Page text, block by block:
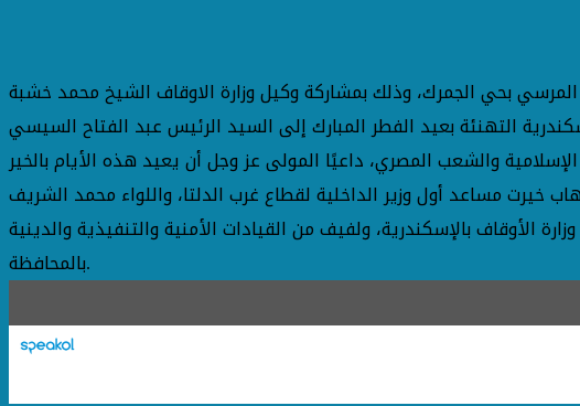
المرسي بحي الجمرك، وذلك بمشاركة وكيل وزارة الاوقاف الشيخ محمد خشبة
التهنئة بعيد الفطر المبارك إلى السيد الرئيس عبد الفتاح السيسي
والشعب المصري، داعيًا المولى عز وجل أن يعيد هذه الأيام بالخير
خيرت مساعد أول وزير الداخلية لقطاع غرب الدلتا، واللواء محمد الشريف
الأوقاف بالإسكندرية، ولفيف من القيادات الأمنية والتنفيذية والدينية
بالمحافظة.